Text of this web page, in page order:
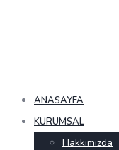
ANASAYFA
KURUMSAL
Hakkımızda